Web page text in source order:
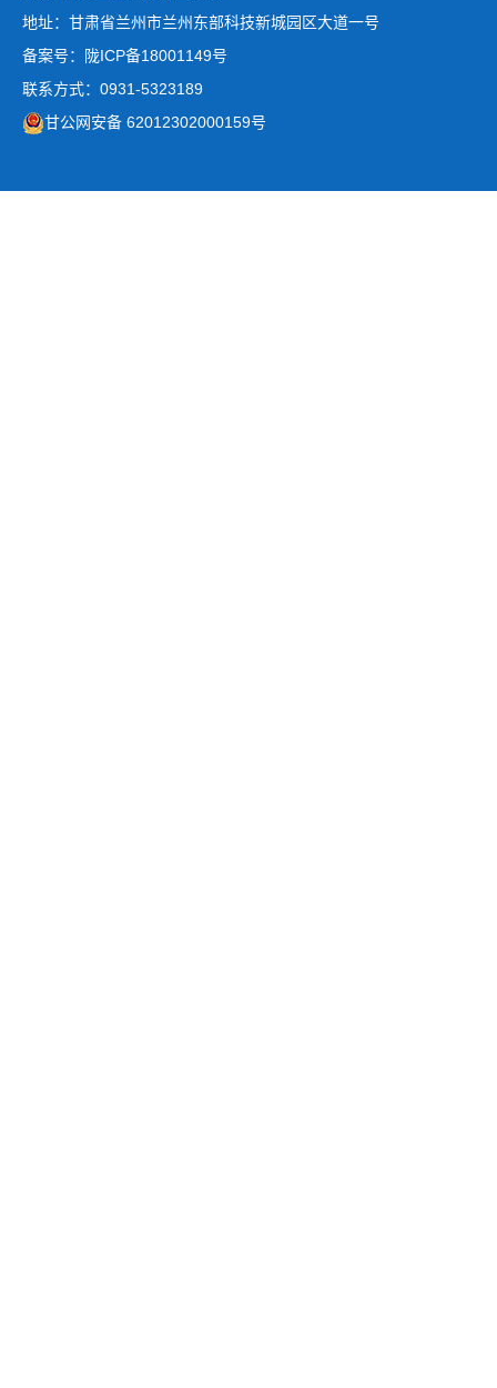
地址：甘肃省兰州市兰州东部科技新城园区大道一号
备案号：陇ICP备18001149号
联系方式：0931-5323189
甘公网安备 62012302000159号